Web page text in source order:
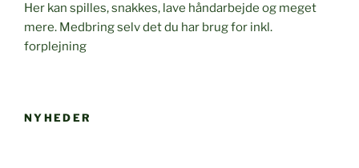
Her kan spilles, snakkes, lave håndarbejde og meget
mere. Medbring selv det du har brug for inkl.
forplejning
NYHEDER